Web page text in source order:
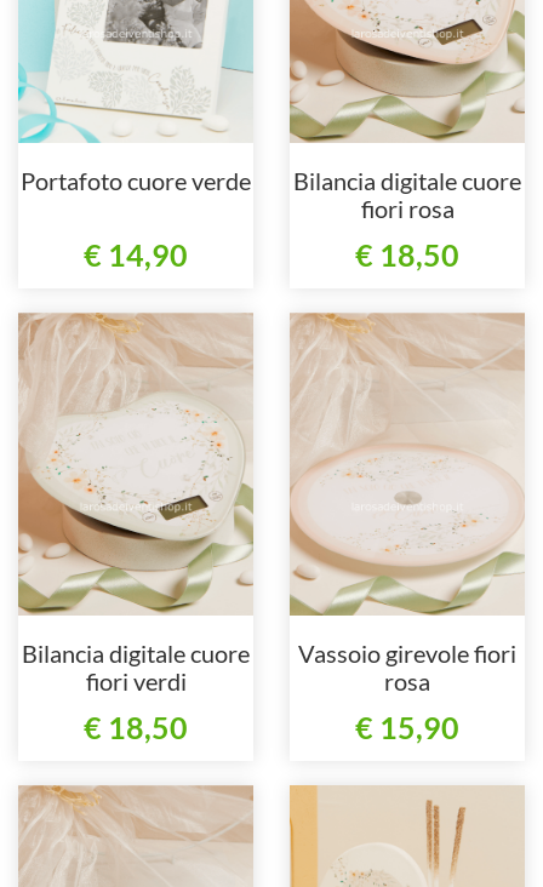
Portafoto cuore verde
€ 14,90
Bilancia digitale cuore
fiori rosa
€ 18,50
Bilancia digitale cuore
fiori verdi
€ 18,50
Vassoio girevole fiori
rosa
€ 15,90